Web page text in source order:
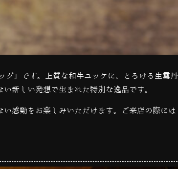
グ」です。上質な和牛ユッケに、とろける生雲丹
新しい発想で生まれた特別な逸品です。
感動をお楽しみいただけます。ご来店の際には